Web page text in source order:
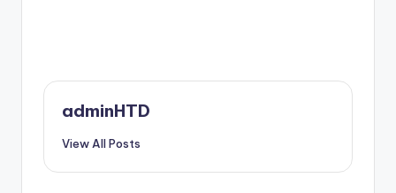
adminHTD
View All Posts